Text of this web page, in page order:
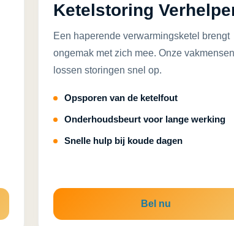
Ketelstoring
Een haperende verwarmingsketel brengt
ongemak met zich mee. Onze vakmensen
lossen storingen snel op.
Opsporen van de ketelfout
Onderhoudsbeurt voor lange werking
Snelle hulp bij koude dagen
Bel nu